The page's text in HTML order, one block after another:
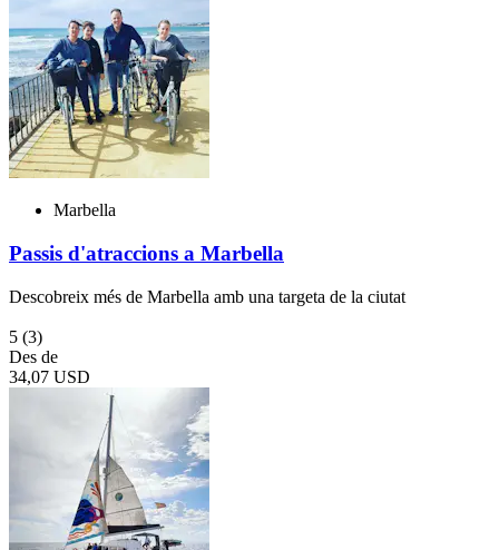
Marbella
Passis d'atraccions a Marbella
Descobreix més de Marbella amb una targeta de la ciutat
5 (3)
Des de
34,07 USD